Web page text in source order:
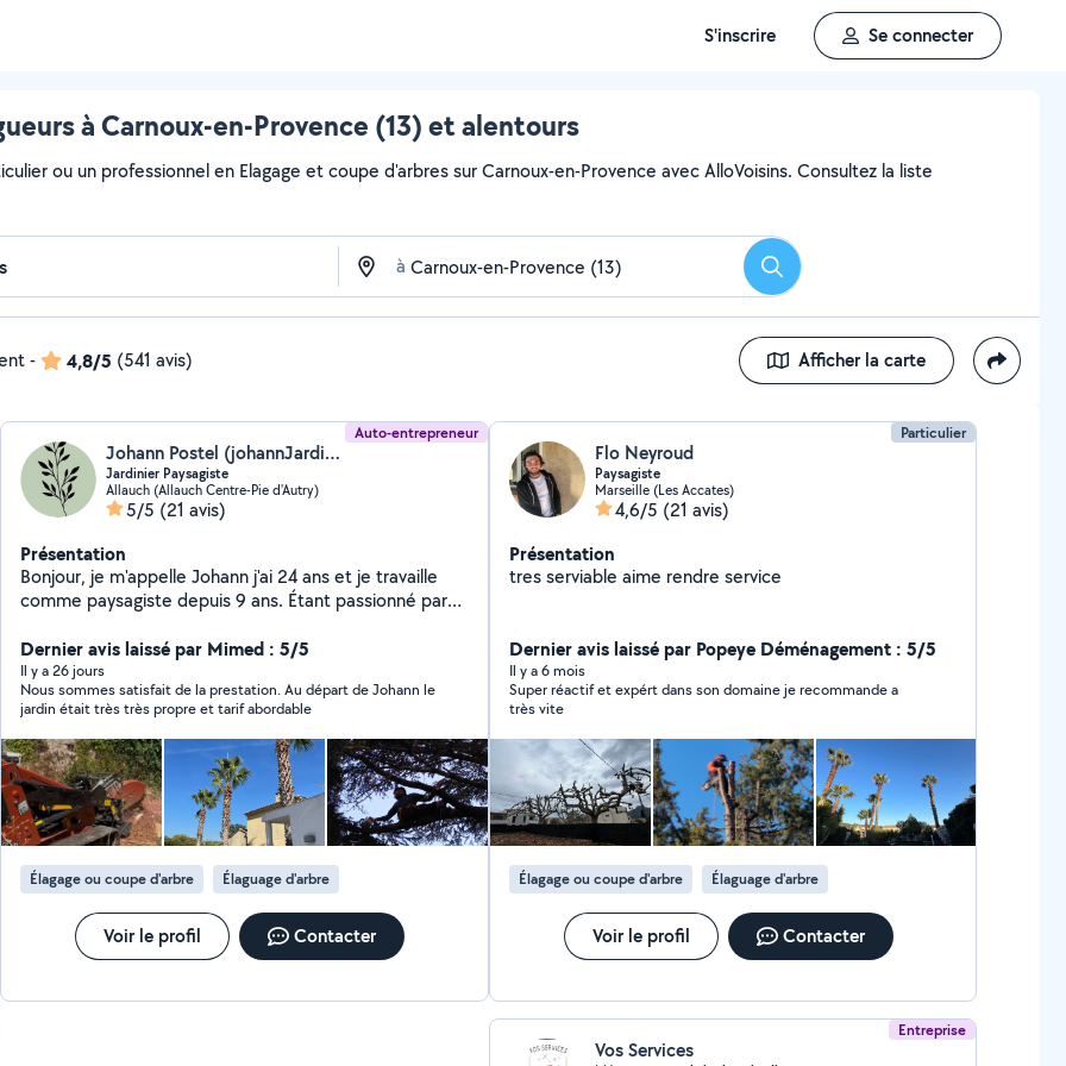
S'inscrire Se connecter
à Carnoux-en-Provence (13) et alentours
ou un professionnel en Elagage et coupe d'arbres sur Carnoux-en-Provence avec AlloVoisins. Consultez la liste
à Rechercher
- 4,8/5 (541 avis) Afficher la carte
Auto-entrepreneur
Johann Postel (johannJardins)
Jardinier Paysagiste
Allauch (Allauch Centre-Pie d'Autry)
5/5 (21 avis)
Présentation
Bonjour, je m'appelle Johann j'ai 24 ans et je travaille
comme paysagiste depuis 9 ans. Étant passionné par
septembre 2024. Je possède tout le matériel
nécessaire pour l'entretien de vos jardins (tonte, taille,
plantation, création). A l'écoute de vos demandes,
minutieux et soucieux du détail n'hésitez pas à me
contacter pour réalisez vos envies!
Dernier avis laissé par Mimed : 5/5
Il y a 26 jours
Nous sommes satisfait de la prestation. Au départ de Johann le
jardin était très très propre et tarif abordable
Élagage ou coupe d'arbre Élaguage d'arbre
Voir le profil Contacter
Particulier
Flo Neyroud
Paysagiste
Marseille (Les Accates)
4,6/5 (21 avis)
Présentation
tres serviable aime rendre service
Dernier avis laissé par Popeye Déménagement : 5/5
Il y a 6 mois
Super réactif et expért dans son domaine je recommande a
très vite
Élagage ou coupe d'arbre Élaguage d'arbre
Voir le profil Contacter
Entreprise
Vos Services